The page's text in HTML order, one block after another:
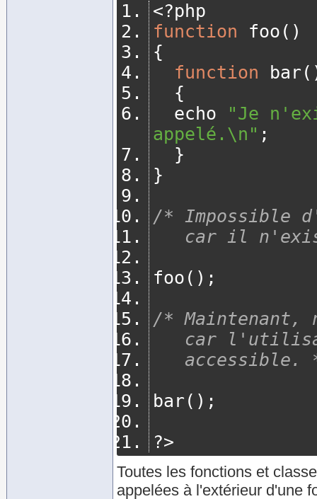
<?php
function foo ()
{
function bar
{
	echo
"Je
appelé.\n" ;
}
}
/* Impossible
car il
foo ();
/* Maintenant,
car
accessible.
bar ();
?>
Toutes les fonctions et
appelées à l'extérieur d'une